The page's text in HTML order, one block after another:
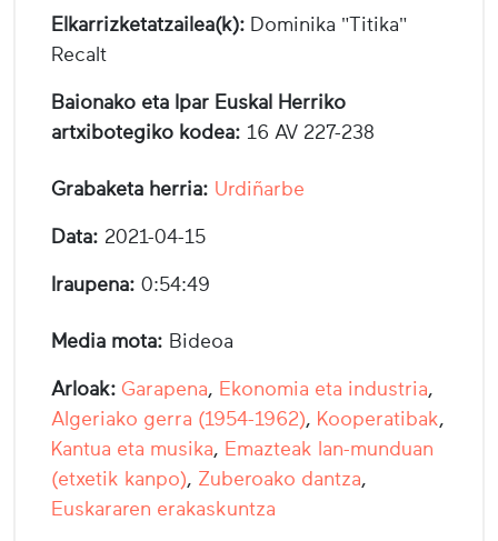
Elkarrizketatzailea(k): Dominika "Titika"
Recalt
Baionako eta Ipar Euskal Herriko
artxibotegiko kodea: 16 AV 227-238
Grabaketa herria: Urdiñarbe
Data: 2021-04-15
Iraupena: 0:54:49
Media mota: Bideoa
Arloak: Garapena, Ekonomia eta industria,
Algeriako gerra (1954-1962), Kooperatibak,
Kantua eta musika, Emazteak lan-munduan
(etxetik kanpo), Zuberoako dantza,
Euskararen erakaskuntza